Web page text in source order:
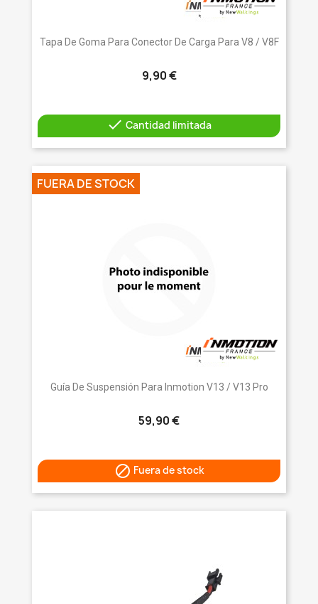
Tapa De Goma Para Conector De Carga Para V8 / V8F
9,90 €
 Cantidad limitada
Guía De Suspensión Para Inmotion V13 / V13 Pro
59,90 €
 Fuera de stock
FUERA DE STOCK